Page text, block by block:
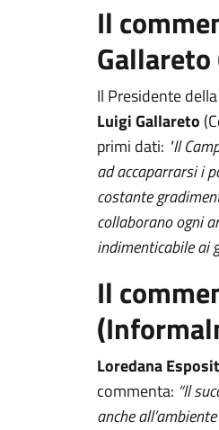
Il
Il Presidente
Luigi Gallareto
primi dati: "Il
ad accaparrarsi i
costante
collaborano ogni
indimenticabile ai
Il
Loredana
commenta: “Il
anche